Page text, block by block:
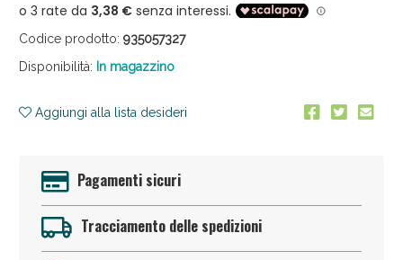
Codice prodotto: 935057327
Disponibilità: In magazzino
Aggiungi alla lista desideri
Pagamenti sicuri
Tracciamento delle spedizioni